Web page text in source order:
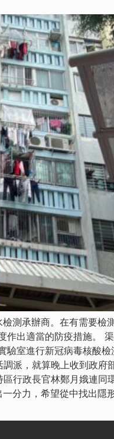
測承辦商。在有需要檢
出適當的防疫措施。
室進行新冠病毒核酸
派，就算晚上收到政府
行政長官林鄭月娥連同
分力，希望從中找出隱